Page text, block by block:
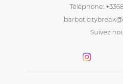
Téléphone:
Suivez